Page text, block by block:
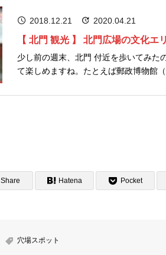
2018.12.21 2020.04.21
【 北門 観光 】 北門広場の文化
少し前の週末、北門 付近を歩いてみた
て楽しめますね。たとえば郵政博物館
さんも一度訪...
Share Hatena Pocket
穴場スポット